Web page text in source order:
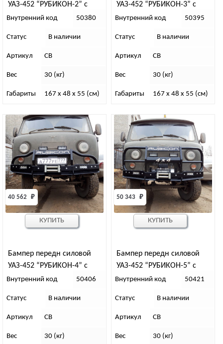
УАЗ-452 “РУБИКОН-2” с
малым кенгурином
Внутренний код 50380
Статус В наличии
Артикул СВ
Вес 30 (кг)
Габариты 167 x 48 x 55 (см)
УАЗ-452 “РУБИКОН-3” с
малым кенгурином и
Внутренний код 50395
Статус В наличии
Артикул СВ
Вес 30 (кг)
Габариты 167 x 48 x 55 (см)
Бампер передн силовой
УАЗ-452 “РУБИКОН-4” с
малым кенгурином
40 562 ₽
Внутренний код 50406
Статус В наличии
Артикул СВ
Вес 30 (кг)
КУПИТЬ
Бампер передн силовой
УАЗ-452 “РУБИКОН-5” с
увелич кенгурином,
50 343 ₽
Внутренний код 50421
Статус В наличии
Артикул СВ
Вес 30 (кг)
КУПИТЬ